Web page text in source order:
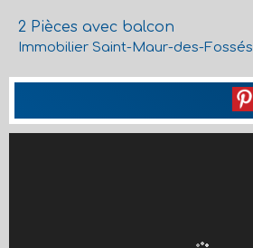
2 Pièces avec balcon
Immobilier Saint-Maur-des-Fossés